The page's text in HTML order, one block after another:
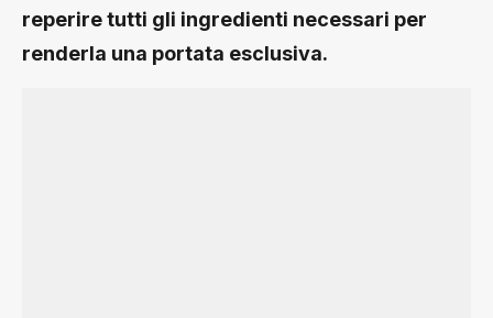
reperire tutti gli ingredienti necessari per
renderla una portata esclusiva.